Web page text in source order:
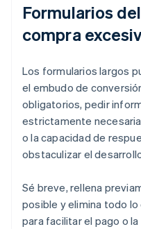
Formularios
compra
Los formularios largos
el embudo de
obligatorios, pedir
estrictamente
o la capacidad de
obstaculizar el
Sé breve, rellena
posible y elimina todo
para facilitar el pago o